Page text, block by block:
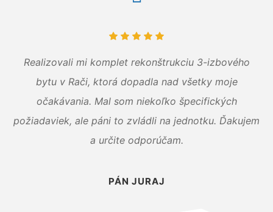
Realizovali mi komplet rekonštrukciu 3-izbového
bytu v Rači, ktorá dopadla nad všetky moje
očakávania. Mal som niekoľko špecifických
požiadaviek, ale páni to zvládli na jednotku. Ďakujem
a určite odporúčam.
PÁN JURAJ